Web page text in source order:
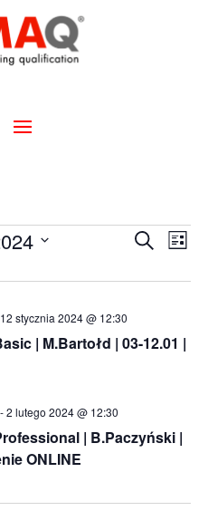
po
i
SzukajLista
| M.Bartołd | 03-12.01 |
12 stycznia 2024 @ 12:30
| B.Paczyński |
ONLINE
-2 lutego 2024 @ 12:30